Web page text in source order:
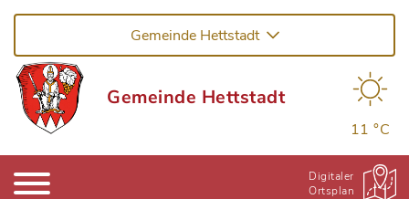
Gemeinde Hettstadt
Gemeinde Hettstadt
11 °C
Digitaler
Ortsplan